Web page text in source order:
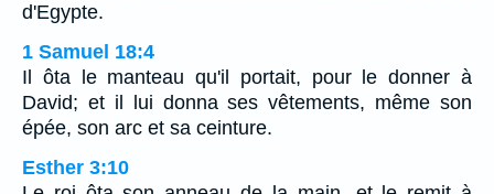
d'Egypte.
1 Samuel 18:4
Il ôta le manteau qu'il portait, pour le donner à
David; et il lui donna ses vêtements, même son
épée, son arc et sa ceinture.
Esther 3:10